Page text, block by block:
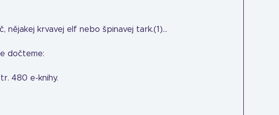
nějakej krvavej elf nebo špinavej tark.(1)...
dočteme:
480 e-knihy.